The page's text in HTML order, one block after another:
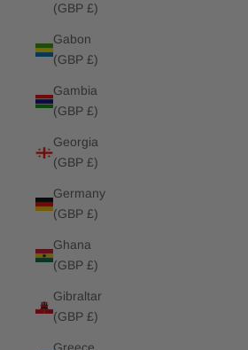
(GBP £)
Gabon
(GBP £)
Gambia
(GBP £)
Georgia
(GBP £)
Germany
(GBP £)
Ghana
(GBP £)
Gibraltar
(GBP £)